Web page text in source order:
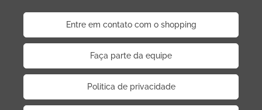
Entre em contato com o shopping
Faça parte da equipe
Politica de privacidade